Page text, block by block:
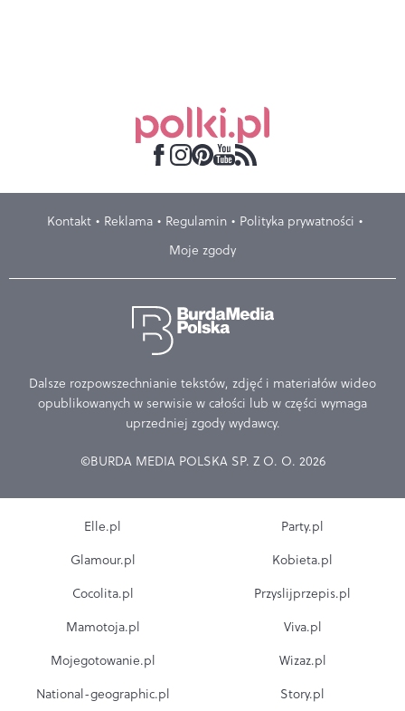
Kontakt Reklama Regulamin
Polityka prywatności
Moje zgody
Dalsze rozpowszechnianie tekstów, zdjęć i materiałów wideo
opublikowanych w serwisie w całości lub w części wymaga
uprzedniej zgody wydawcy.
©BURDA MEDIA POLSKA SP. Z O. O. 2026
Elle.pl
Glamour.pl
Cocolita.pl
Mamotoja.pl
Mojegotowanie.pl
National-geographic.pl
Party.pl
Kobieta.pl
Przyslijprzepis.pl
Viva.pl
Wizaz.pl
Story.pl